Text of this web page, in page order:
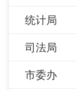
统计局
司法局
市委办